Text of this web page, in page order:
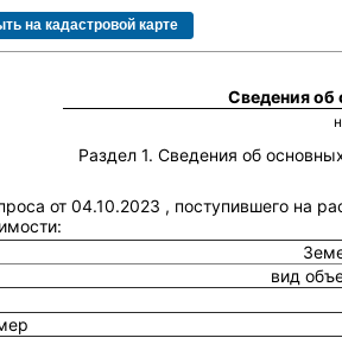
Сведения
Раздел 1. Сведения об
от 04.10.2023 , поступившего на
вид